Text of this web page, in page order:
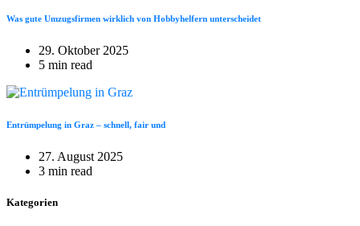
Was gute Umzugsfirmen wirklich von Hobbyhelfern unterscheidet
29. Oktober 2025
5 min read
Entrümpelung in Graz – schnell, fair und
27. August 2025
3 min read
Kategorien